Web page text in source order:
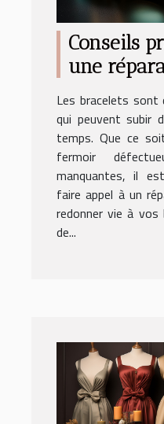
Conseils
une
Les bracelets sont
qui peuvent subir
temps. Que ce
fermoir
manquantes, il
faire appel à un
redonner vie à vos
de...